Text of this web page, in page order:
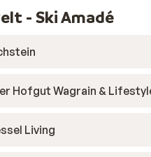
- Ski Amadé
Hofgut Wagrain &
Living